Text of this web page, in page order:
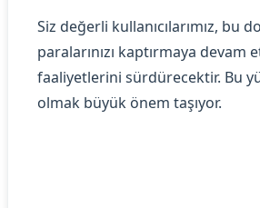
Siz değerli kullanıcılarımız, bu
paralarınızı kaptırmaya devam
faaliyetlerini sürdürecektir. Bu
olmak büyük önem taşıyor.